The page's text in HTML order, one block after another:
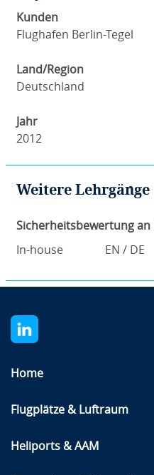
Kunden
Flughafen Berlin-Tegel
Land/Region
Deutschland
Jahr
2012
Weitere Lehrgänge
Sicherheitsbewertung an
In-house
EN / DE
Home
Flugplätze & Luftraum
Heliports & AAM